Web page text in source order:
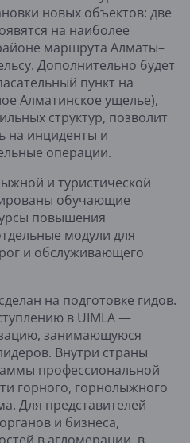
новых объектов: две
на наиболее
маршрута Алматы–
Дополнительно будет
пункт на
Алматинское ущелье),
структур, позволит
на инциденты и
операции.
и туристической
обучающие
повышения
модули для
и обслуживающего
на подготовке гидов.
в UIMLA —
занимающуюся
Внутри страны
профессиональной
горного, горнолыжного
Для представителей
и бизнеса,